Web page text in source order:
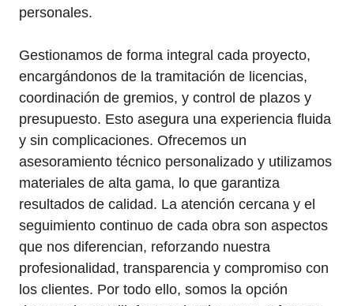
personales.
Gestionamos de forma integral cada proyecto,
encargándonos de la tramitación de licencias,
coordinación de gremios, y control de plazos y
presupuesto. Esto asegura una experiencia fluida
y sin complicaciones. Ofrecemos un
asesoramiento técnico personalizado y utilizamos
materiales de alta gama, lo que garantiza
resultados de calidad. La atención cercana y el
seguimiento continuo de cada obra son aspectos
que nos diferencian, reforzando nuestra
profesionalidad, transparencia y compromiso con
los clientes. Por todo ello, somos la opción